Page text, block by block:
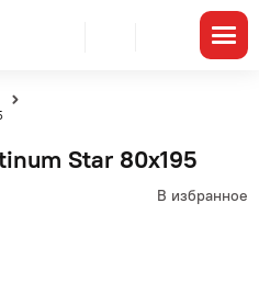
Star 80x195
В избранное